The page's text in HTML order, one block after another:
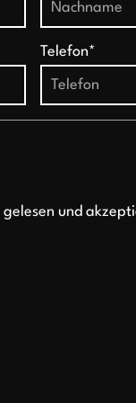
Telefon*
gelesen und